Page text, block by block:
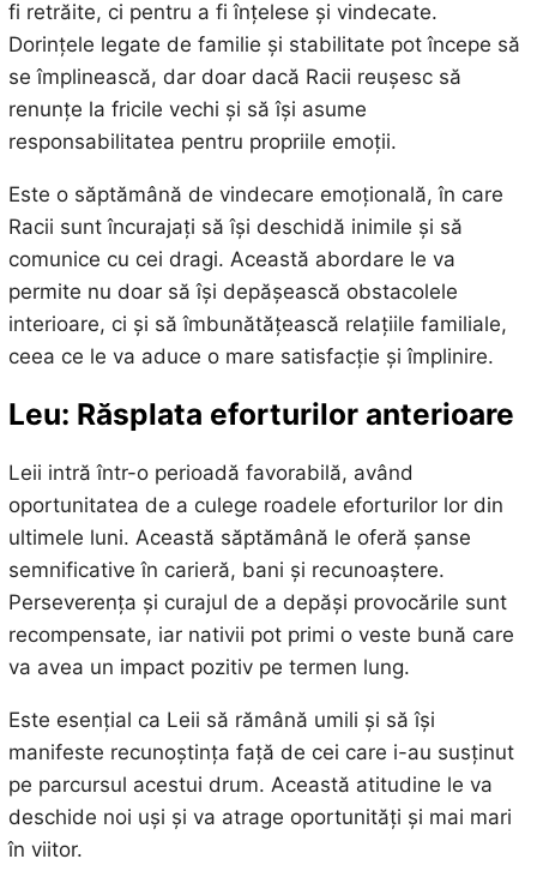
fi retrăite, ci pentru a fi înțelese și vindecate.
Dorințele legate de familie și stabilitate pot începe să
se împlinească, dar doar dacă Racii reușesc să
renunțe la fricile vechi și să își asume
responsabilitatea pentru propriile emoții.
Este o săptămână de vindecare emoțională, în care
Racii sunt încurajați să își deschidă inimile și să
comunice cu cei dragi. Această abordare le va
permite nu doar să își depășească obstacolele
interioare, ci și să îmbunătățească relațiile familiale,
ceea ce le va aduce o mare satisfacție și împlinire.
Leu: Răsplata eforturilor anterioare
Leii intră într-o perioadă favorabilă, având
oportunitatea de a culege roadele eforturilor lor din
ultimele luni. Această săptămână le oferă șanse
semnificative în carieră, bani și recunoaștere.
Perseverența și curajul de a depăși provocările sunt
recompensate, iar nativii pot primi o veste bună care
va avea un impact pozitiv pe termen lung.
Este esențial ca Leii să rămână umili și să își
manifeste recunoștința față de cei care i-au susținut
pe parcursul acestui drum. Această atitudine le va
deschide noi uși și va atrage oportunități și mai mari
în viitor.